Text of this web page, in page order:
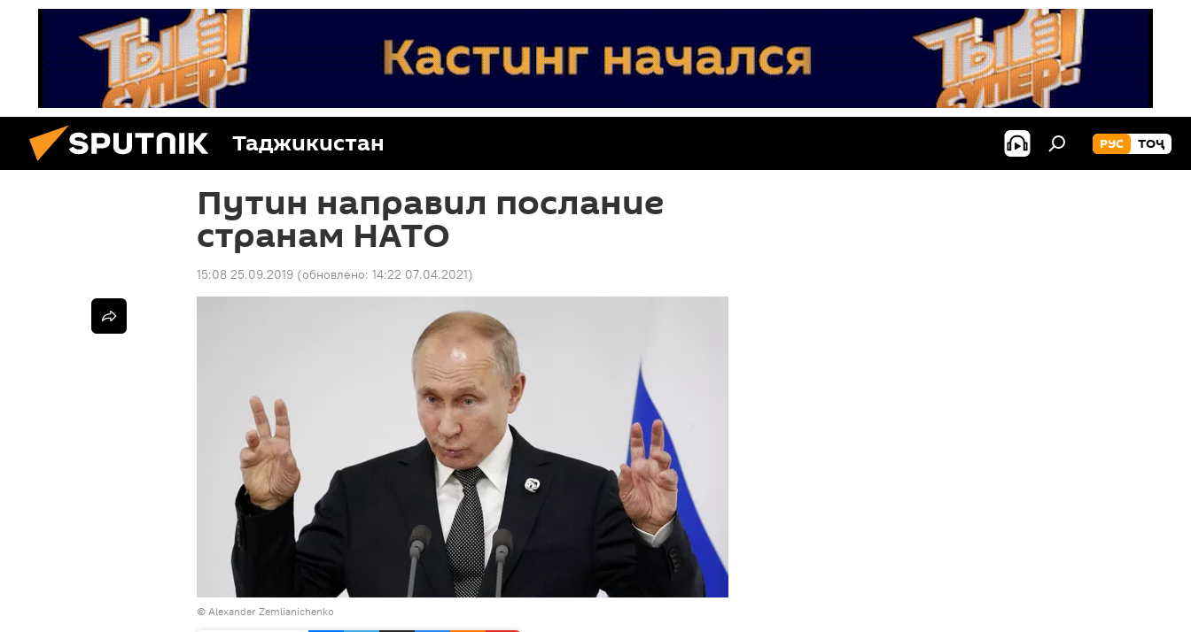
Таджикистан РУС ТОҶ
Путин направил послание
странам НАТО
15:08 25.09.2019 (обновлено: 14:22 07.04.2021)
© Alexander Zemlianichenko